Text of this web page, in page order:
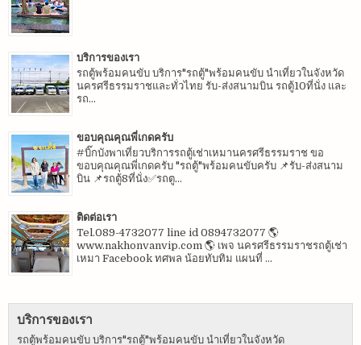
บริการของเรา
รถตู้พร้อมคนขับ บริการ"รถตู้"พร้อมคนขับ นำเที่ยวในจังหวัด
นครศรีธรรมราชและทั่วไทย รับ-ส่งสนามบิน รถตู้10ที่นั่ง และ
รถ...
ขอบคุณคุณพี่เกดครับ
#บิ๊กบังพาเที่ยวบริการรถตู้เช่าเหมานครศรีธรรมราช ขอ
ขอบคุณคุณพี่เกดครับ "รถตู้"พร้อมคนขับครับ 📌รับ-ส่งสนาม
บิน 📌รถตู้8ที่นั่ง✅รถตู...
ติดต่อเรา
Tel.089-4732077 line id 0894732077 🌎
www.nakhonvanvip.com 🌎 เพจ นครศรีธรรมราชรถตู้เช่า
เหมา Facebook ทศพล น้อยทับทิม แผนที่ ...
บริการของเรา
รถตู้พร้อมคนขับ บริการ"รถตู้"พร้อมคนขับ นำเที่ยวในจังหวัด